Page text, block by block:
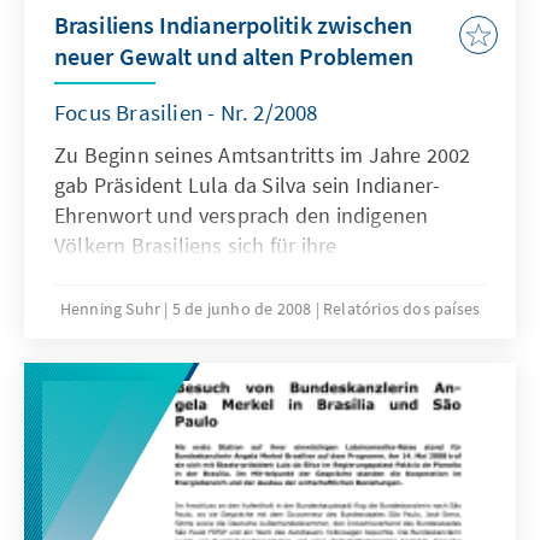
Brasiliens Indianerpolitik zwischen
neuer Gewalt und alten Problemen
Focus Brasilien - Nr. 2/2008
Zu Beginn seines Amtsantritts im Jahre 2002
gab Präsident Lula da Silva sein Indianer-
Ehrenwort und versprach den indigenen
Völkern Brasiliens sich für ihre
Mittlerweile regiert der Präsident in seiner
unter den Indigenen eher Wut und
Enttäuschung als Genugtuung breit.
Henning Suhr 5 de junho de 2008 Relatórios dos países